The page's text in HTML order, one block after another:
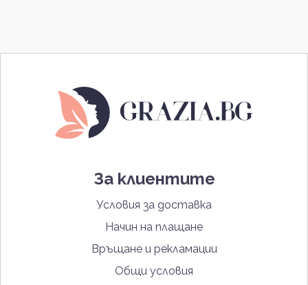
За клиентите
Условия за доставка
Начин на плащане
Връщане и рекламации
Общи условия